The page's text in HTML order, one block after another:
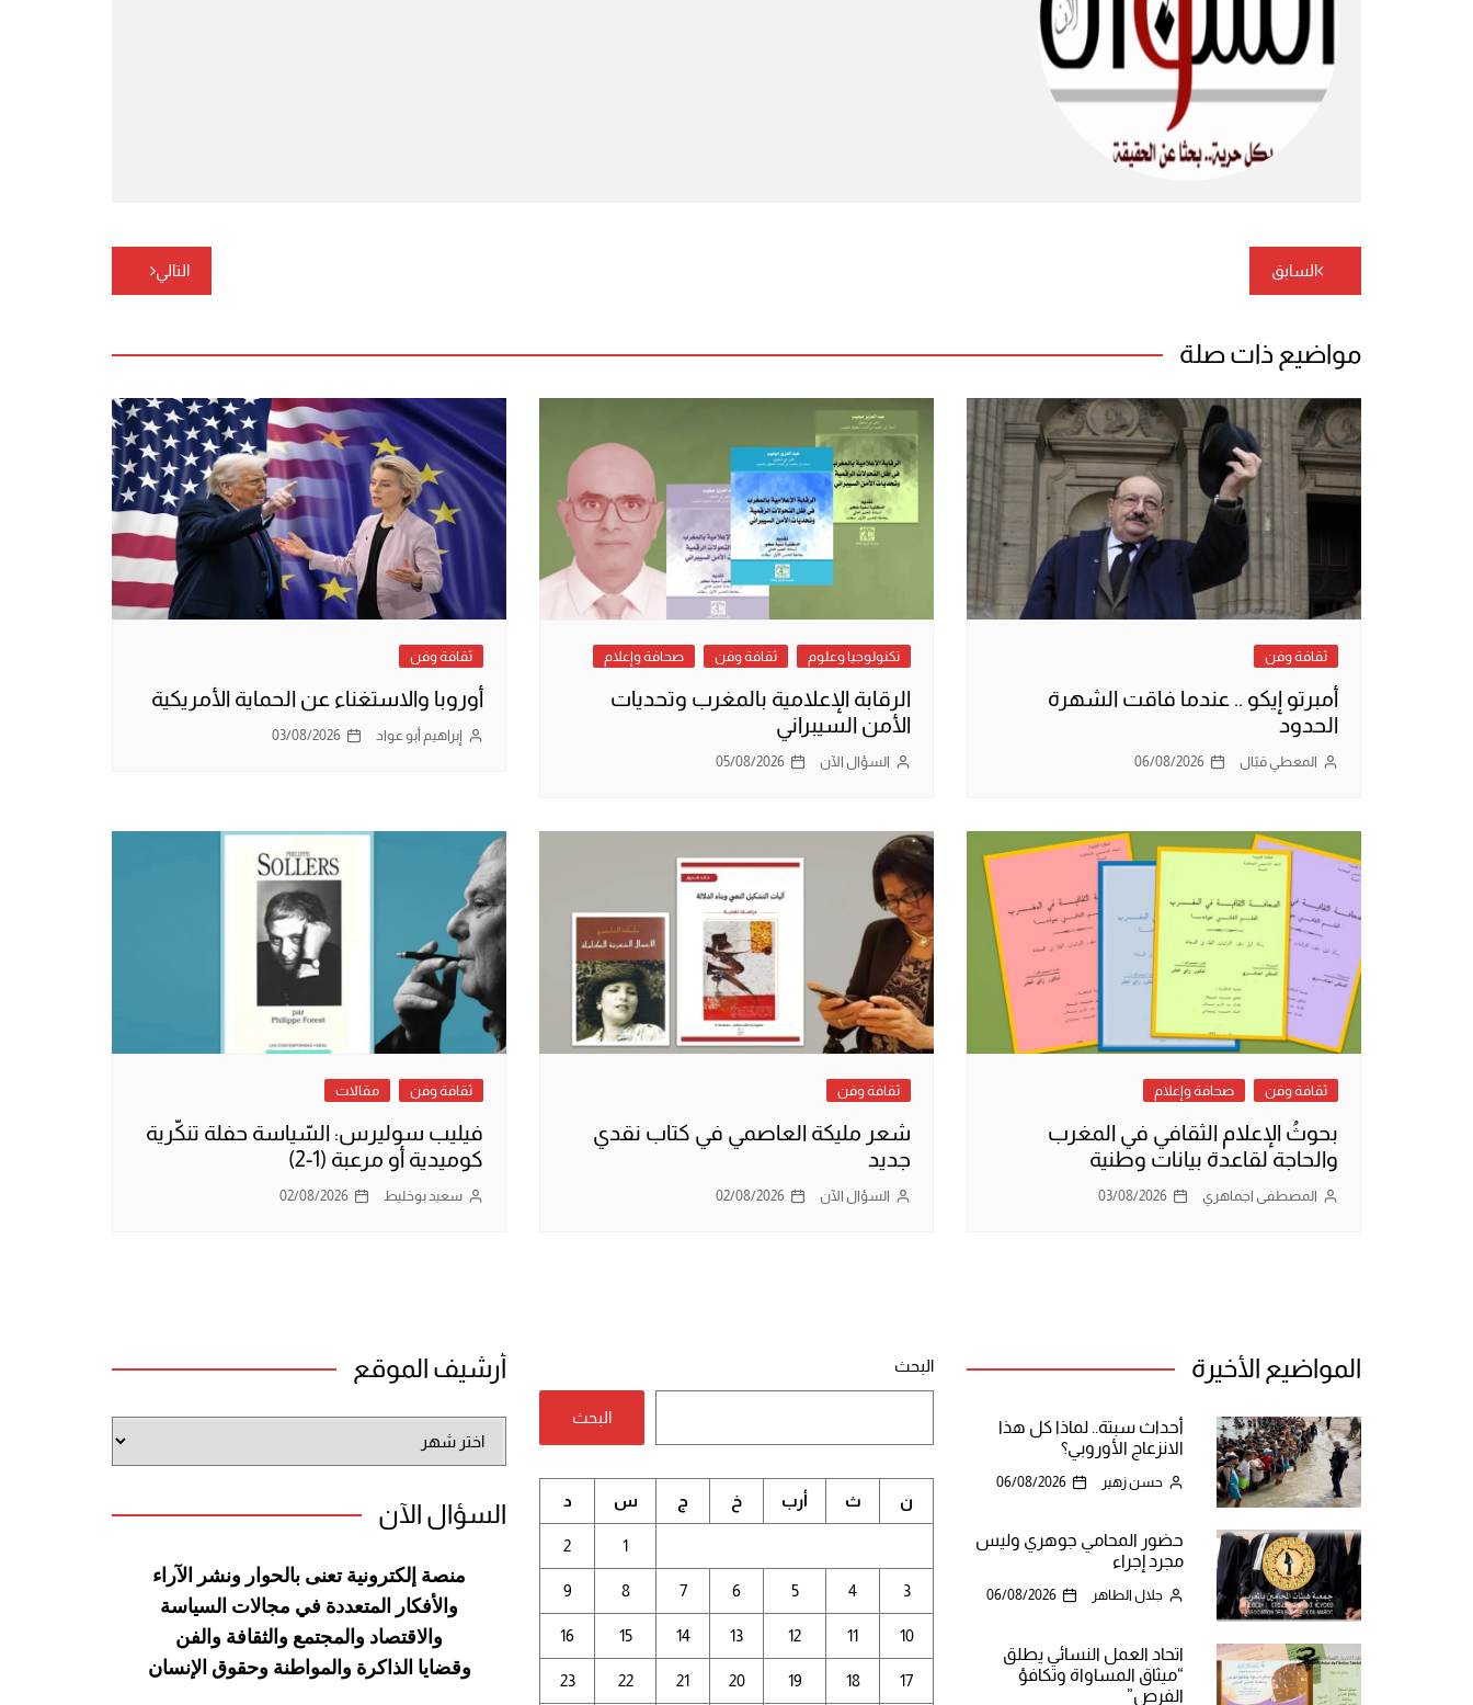
تصفّح
المقالات
السابق التالي
مواضيع ذات صلة
ثقافة وفن
أمبرتو إيكو .. عندما فاقت الشهرة
الحدود
المعطي قبّال 06/08/2026
تكنولوجيا وعلوم ثقافة وفن صحافة وإعلام
الرقابة الإعلامية بالمغرب وتحديات
الأمن السيبراني
السؤال الآن 05/08/2026
ثقافة وفن
أوروبا والاستغناء عن الحماية الأمريكية
إبراهيم أبو عواد 03/08/2026
ثقافة وفن صحافة وإعلام
بحوثُ الإعلام الثقافي في المغرب
والحاجة لقاعدة بيانات وطنية
المصطفى اجماهري 03/08/2026
ثقافة وفن
شعر مليكة العاصمي في كتاب نقدي
جديد
السؤال الآن 02/08/2026
ثقافة وفن مقالات
فيليب سوليرس: السّياسة حفلة تنكّرية
كوميدية أو مرعبة (1-2)
سعيد بوخليط 02/08/2026
المواضيع الأخيرة
أحداث سبتة.. لماذا كل هذا
الانزعاج الأوروبي؟
حسن زهير 06/08/2026
حضور المحامي جوهري وليس
مجرد إجراء
جلال الطاهر 06/08/2026
اتحاد العمل النسائي يطلق
“ميثاق المساواة وتكافؤ
الفرص”
البحث
البحث
ن ث أرب خ ج س د
1
2
3
4
5
6
7
8
9
10
11
12
13
14
15
16
17
18
19
20
21
22
23
أرشيف الموقع
الموقع
السؤال الآن
منصة إلكترونية تعنى بالحوار ونشر
الآراء
والأفكار المتعددة في مجالات السياسة
والاقتصاد والمجتمع والثقافة والفن
وقضايا الذاكرة والمواطنة وحقوق الإنسان